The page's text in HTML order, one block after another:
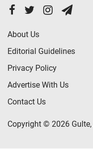
About Us
Editorial Guidelines
Privacy Policy
Advertise With Us
Contact Us
Copyright © 2026 Gulte,